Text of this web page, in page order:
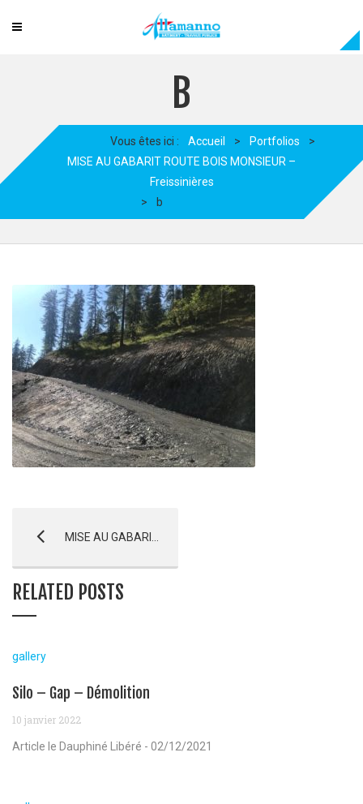
B
Vous êtes ici : Accueil > Portfolios
>
MISE AU GABARIT ROUTE BOIS MONSIEUR –
Freissinières
>
b
MISE AU GABARIT ROUTE BOIS MONSIEUR – Freissinières
RELATED POSTS
gallery
Silo – Gap – Démolition
10 janvier 2022
Article le Dauphiné Libéré - 02/12/2021